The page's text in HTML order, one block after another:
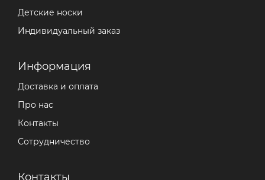
Детские носки
Индивидуальный заказ
Информация
Доставка и оплата
Про нас
Контакты
Сотрудничество
Контакты